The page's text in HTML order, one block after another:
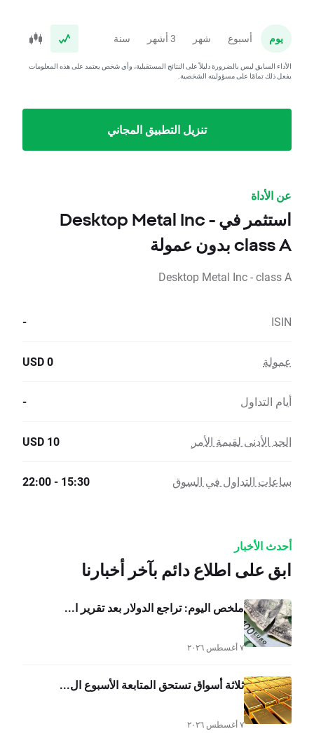
يوم أسبوع شهر 3 أشهر سنة
الأداء السابق ليس بالضرورة دليلاً على النتائج المستقبلية، وأي شخص يعتمد على هذه المعلومات
يفعل ذلك تمامًا على مسؤوليته الشخصية.
تنزيل التطبيق المجاني
عن الأداة
استثمر في Desktop Metal Inc -
class A بدون عمولة
Desktop Metal Inc - class A
ISIN
-
عمولة 0 USD
أيام التداول -
الحد الأدنى لقيمة الأمر 10 USD
ساعات التداول في السوق 15:30 - 22:00
أحدث الأخبار
ابق على اطلاع دائم بآخر أخبارنا
ملخص اليوم: تراجع الدولار بعد تقرير ا...
٧ أغسطس ٢٠٢٦
ثلاثة أسواق تستحق المتابعة الأسبوع ال...
٧ أغسطس ٢٠٢٦